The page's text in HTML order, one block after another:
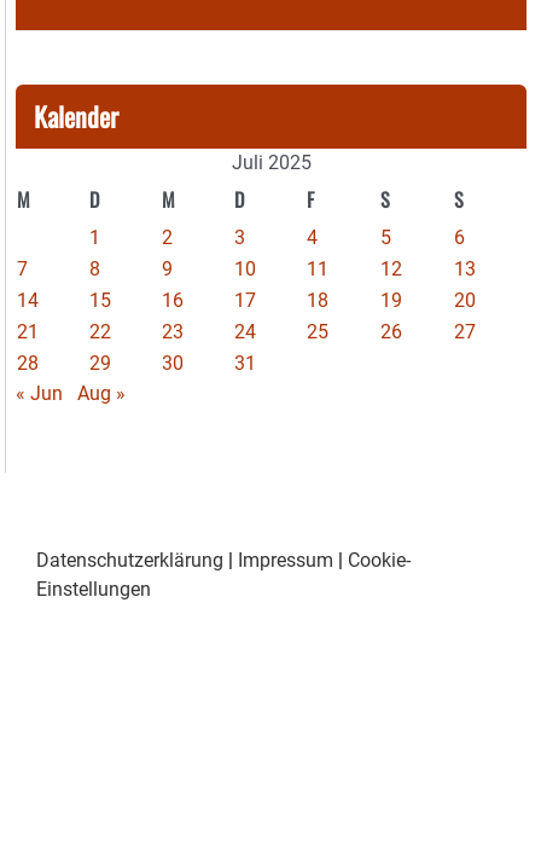
Kalender
Juli 2025
M D M D F S S
1 2 3 4 5
6
7
8 9 10 11 12
13
14
15 16 17 18 19
20
21
22 23 24 25 26
27
28
29 30
31
« Jun
Aug »
Datenschutzerklärung | Impressum | Cookie-
Einstellungen